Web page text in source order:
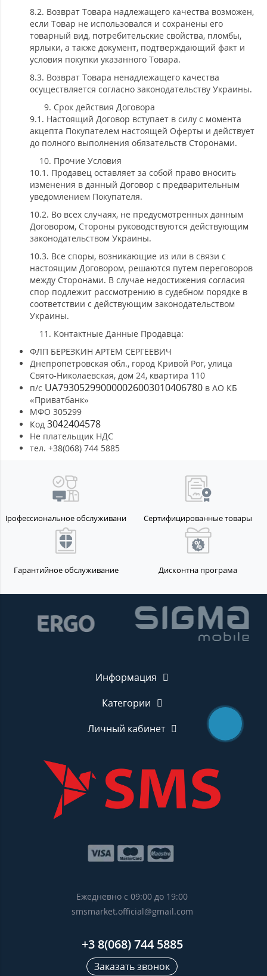
8.2. Возврат Товара надлежащего качества возможен,
если Товар не использовался и сохранены его
товарный вид, потребительские свойства, пломбы,
ярлыки, а также документ, подтверждающий факт и
условия покупки указанного Товара.
8.3. Возврат Товара ненадлежащего качества
осуществляется согласно законодательству Украины.
Срок действия Договора
9.1. Настоящий Договор вступает в силу с момента
акцепта Покупателем настоящей Оферты и действует
до полного выполнения обязательств Сторонами.
Прочие Условия
10.1. Продавец оставляет за собой право вносить
изменения в данный Договор с предварительным
уведомлением Покупателя.
10.2. Во всех случаях, не предусмотренных данным
Договором, Стороны руководствуются действующим
законодательством Украины.
10.3. Все споры, возникающие из или в связи с
настоящим Договором, решаются путем переговоров
между Сторонами. В случае недостижения согласия
спор подлежит рассмотрению в судебном порядке в
соответствии с действующим законодательством
Украины.
Контактные Данные Продавца:
ФЛП БЕРЕЗКИН АРТЕМ СЕРГЕЕВИЧ
Днепропетровская обл., город Кривой Рог, улица
Свято-Николаевская, дом 24, квартира 110
п/с UA793052990000026003010406780 в АО КБ
«Приватбанк»
МФО 305299
Код 3042404578
Не плательщик НДС
тел. +38(068) 744 5885
Профессиональное обслуживание Сертифицированные товары
Гарантийное обслуживание Дисконтна програма
Информация
Категории
Личный кабинет
Ежедневно с 09:00 до 19:00
smsmarket.official@gmail.com
+3 8(068) 744 5885
Заказать звонок